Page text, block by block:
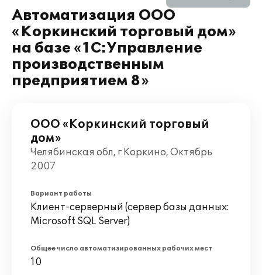
Автоматизация ООО
«Коркинский торговый дом»
на базе «1С:Управление
производственным
предприятием 8»
ООО «Коркинский торговый
дом»
Челябинская обл, г Коркино, Октябрь
2007
Вариант работы
Клиент-серверный (сервер базы данных:
Microsoft SQL Server)
Общее число автоматизированных рабочих мест
10